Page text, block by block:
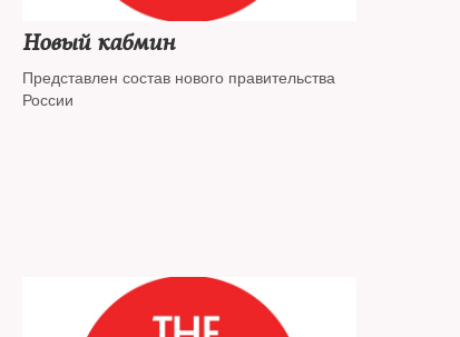
Новый кабмин
Представлен состав нового правительства
России